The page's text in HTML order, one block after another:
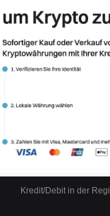
Kredit/Debit in der